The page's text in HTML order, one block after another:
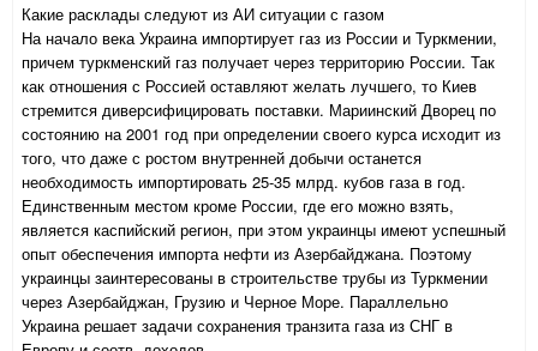
Какие расклады следуют из АИ ситуации с газом
На начало века Украина импортирует газ из России и Туркмении,
причем туркменский газ получает через территорию России. Так
как отношения с Россией оставляют желать лучшего, то Киев
стремится диверсифицировать поставки. Мариинский Дворец по
состоянию на 2001 год при определении своего курса исходит из
того, что даже с ростом внутренней добычи останется
необходимость импортировать 25-35 млрд. кубов газа в год.
Единственным местом кроме России, где его можно взять,
является каспийский регион, при этом украинцы имеют успешный
опыт обеспечения импорта нефти из Азербайджана. Поэтому
украинцы заинтересованы в строительстве трубы из Туркмении
через Азербайджан, Грузию и Черное Море. Параллельно
Украина решает задачи сохранения транзита газа из СНГ в